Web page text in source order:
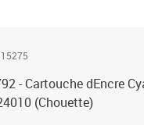
- Cartouche dEncre
(Chouette)